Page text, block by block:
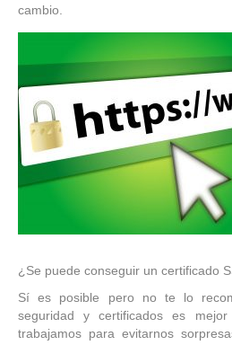
cambio.
¿Se puede conseguir un certificado
Sí es posible pero no te lo
seguridad y certificados es
trabajamos para evitarnos